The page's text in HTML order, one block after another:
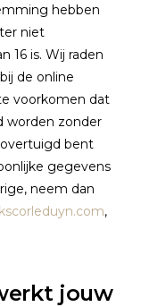
hebben
niet
16 is. Wij raden
de online
voorkomen dat
worden zonder
bent
gegevens
neem dan
,
jouw